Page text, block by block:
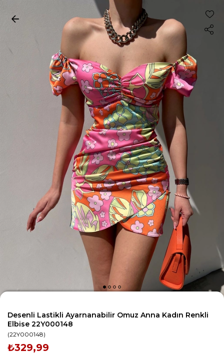
Desenli Lastikli Ayarnanabilir Omuz Anna Kadın Renkli
Elbise 22Y000148
(22Y000148)
₺329,99